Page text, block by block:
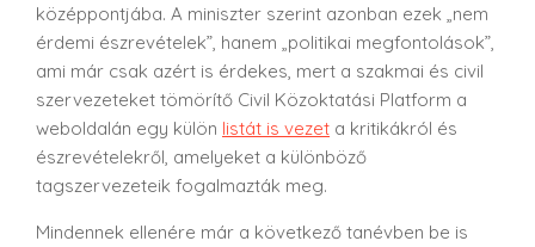
középpontjába. A miniszter szerint azonban ezek „nem
érdemi észrevételek”, hanem „politikai megfontolások”,
ami már csak azért is érdekes, mert a szakmai és civil
szervezeteket tömörítő Civil Közoktatási Platform a
weboldalán egy külön listát is vezet a kritikákról és
észrevételekről, amelyeket a különböző
tagszervezeteik fogalmazták meg.
Mindennek ellenére már a következő tanévben be is